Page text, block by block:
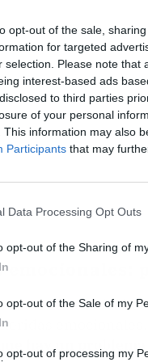
opt-out of the sale,
for targeted
selection. Please note
interest-based ads
to third parties
of your personal
This information may also
Participants that may
Data Processing Opt Outs
opt-out of the Sharing of
opt-out of the Sale of my
opt-out of processing my
desalud
hay un problema